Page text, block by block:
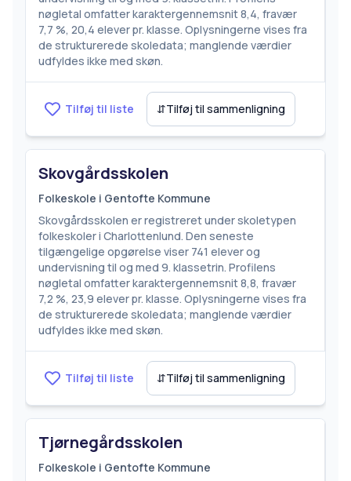
nøgletal omfatter karaktergennemsnit 8,4, fravær
7,7 %, 20,4 elever pr. klasse. Oplysningerne vises fra
de strukturerede skoledata; manglende værdier
udfyldes ikke med skøn.
Tilføj til liste ⇵Tilføj til sammenligning
Skovgårdsskolen
Folkeskole i Gentofte Kommune
Skovgårdsskolen er registreret under skoletypen
folkeskoler i Charlottenlund. Den seneste
tilgængelige opgørelse viser 741 elever og
undervisning til og med 9. klassetrin. Profilens
nøgletal omfatter karaktergennemsnit 8,8, fravær
7,2 %, 23,9 elever pr. klasse. Oplysningerne vises fra
de strukturerede skoledata; manglende værdier
udfyldes ikke med skøn.
Tilføj til liste ⇵Tilføj til sammenligning
Tjørnegårdsskolen
Folkeskole i Gentofte Kommune